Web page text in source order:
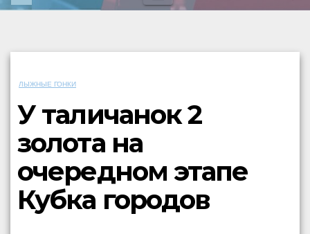
ЛЫЖНЫЕ ГОНКИ
У таличанок 2
золота на
очередном этапе
Кубка городов